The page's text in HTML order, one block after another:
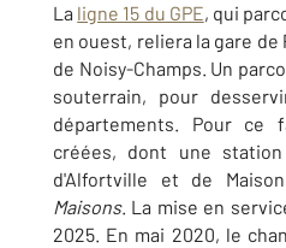
La ligne 15 du GPE, qui
en ouest, reliera la gare de
de Noisy-Champs. Un
souterrain, pour
départements. Pour ce
créées, dont une
d'Alfortville et de
Maisons. La mise en
2025. En mai 2020, le